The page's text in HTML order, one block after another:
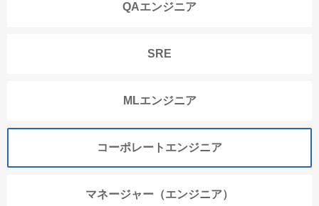
QAエンジニア
SRE
MLエンジニア
コーポレートエンジニア
マネージャー（エンジニア）